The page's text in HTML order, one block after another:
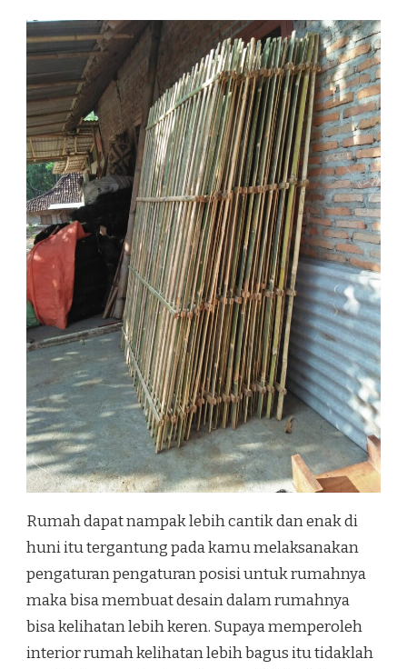
Rumah dapat nampak lebih cantik dan enak di
huni itu tergantung pada kamu melaksanakan
pengaturan pengaturan posisi untuk rumahnya
maka bisa membuat desain dalam rumahnya
bisa kelihatan lebih keren. Supaya memperoleh
interior rumah kelihatan lebih bagus itu tidaklah